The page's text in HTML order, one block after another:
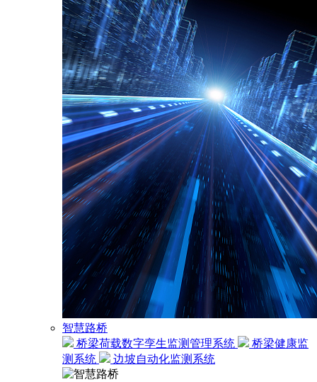
智慧路桥
桥梁荷载数字孪生监测管理系统
桥梁健康监
测系统
边坡自动化监测系统